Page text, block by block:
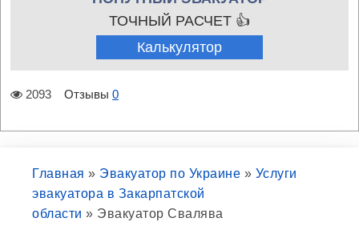
ТОЧНЫЙ РАСЧЕТ 👍
Калькулятор
2093 Отзывы 0
Главная » Эвакуатор по Украине » Услуги
эвакуатора в Закарпатской
области » Эвакуатор Свалява